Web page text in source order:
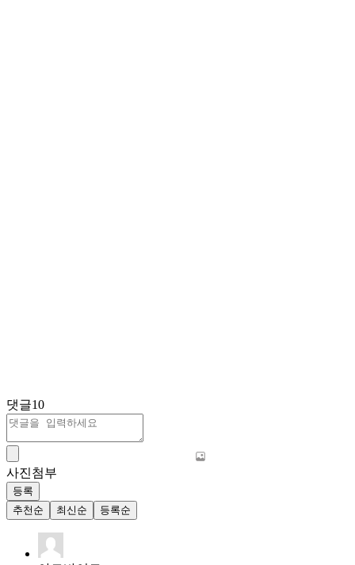
댓글10
사진첨부
등록
추천순
최신순 등록순